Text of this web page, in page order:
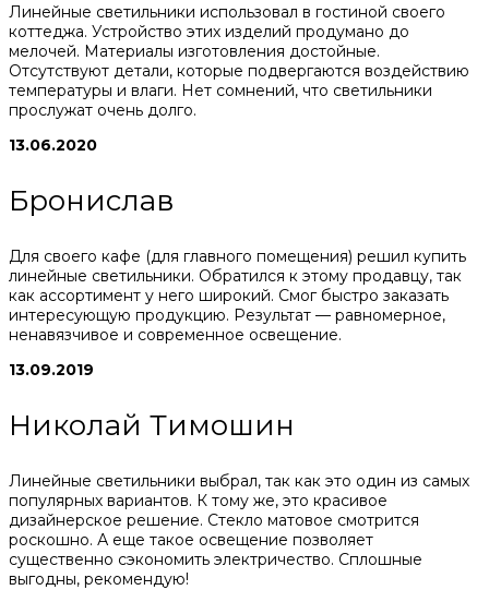
Линейные светильники использовал в гостиной своего
коттеджа. Устройство этих изделий продумано до
мелочей. Материалы изготовления достойные.
Отсутствуют детали, которые подвергаются воздействию
температуры и влаги. Нет сомнений, что светильники
прослужат очень долго.
13.06.2020
Бронислав
Для своего кафе (для главного помещения) решил купить
линейные светильники. Обратился к этому продавцу, так
как ассортимент у него широкий. Смог быстро заказать
интересующую продукцию. Результат — равномерное,
ненавязчивое и современное освещение.
13.09.2019
Николай Тимошин
Линейные светильники выбрал, так как это один из самых
популярных вариантов. К тому же, это красивое
дизайнерское решение. Стекло матовое смотрится
роскошно. А еще такое освещение позволяет
существенно сэкономить электричество. Сплошные
выгодны, рекомендую!